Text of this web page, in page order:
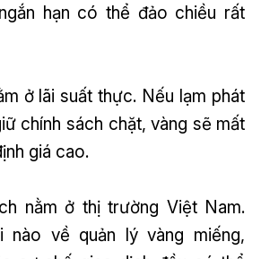
hạn có thể đảo chiều rất
ở lãi suất thực. Nếu lạm phát
chính sách chặt, vàng sẽ mất
giá cao.
nằm ở thị trường Việt Nam.
nào về quản lý vàng miếng,